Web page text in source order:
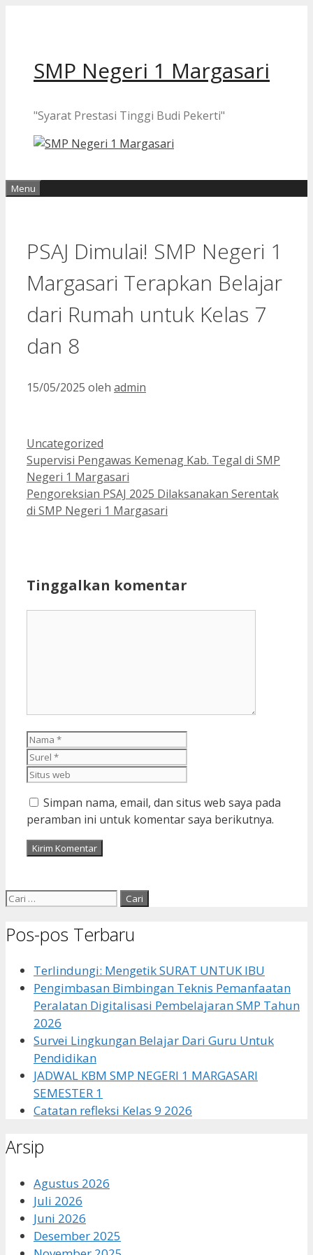
SMP Negeri 1 Margasari
"Syarat Prestasi Tinggi Budi Pekerti"
Menu
PSAJ Dimulai! SMP Negeri 1
Margasari Terapkan Belajar
dari Rumah untuk Kelas 7
dan 8
15/05/2025 oleh admin
Kategori
Uncategorized
Supervisi Pengawas Kemenag Kab. Tegal di SMP
Negeri 1 Margasari
Pengoreksian PSAJ 2025 Dilaksanakan Serentak
di SMP Negeri 1 Margasari
Tinggalkan komentar
Nama
Simpan nama, email, dan situs web saya pada
peramban ini untuk komentar saya berikutnya.
Cari
Pos-pos Terbaru
Terlindungi: Mengetik SURAT UNTUK IBU
Pengimbasan Bimbingan Teknis Pemanfaatan
Peralatan Digitalisasi Pembelajaran SMP Tahun
2026
Survei Lingkungan Belajar Dari Guru Untuk
Pendidikan
JADWAL KBM SMP NEGERI 1 MARGASARI
SEMESTER 1
Catatan refleksi Kelas 9 2026
Arsip
Agustus 2026
Juli 2026
Juni 2026
Desember 2025